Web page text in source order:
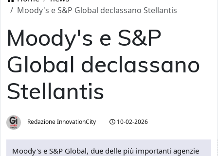
Moody's e S&P Global declassano Stellantis
Moody's e S&P
Global declassano
Stellantis
Redazione InnovationCity 10-02-2026
Moody's e S&P Global, due delle più importanti agenzie